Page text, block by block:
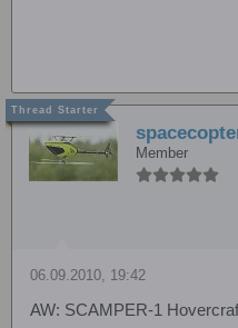
Member
06.09.2010, 19:42
AW: SCAMPER-1